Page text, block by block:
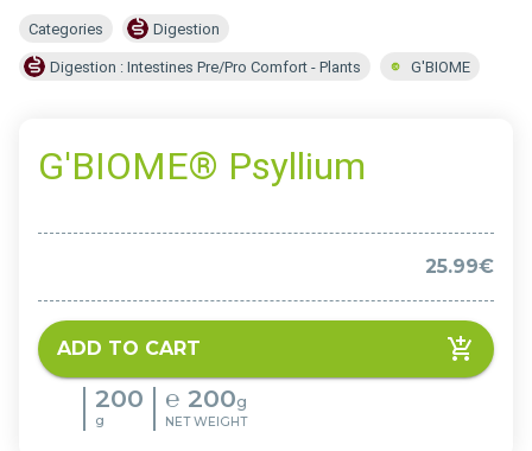
Categories Digestion
Digestion : Intestines Pre/Pro Comfort - Plants G'BIOME
G'BIOME® Psyllium
25.99€
ADD TO CART
200
g
℮ 200g
NET WEIGHT